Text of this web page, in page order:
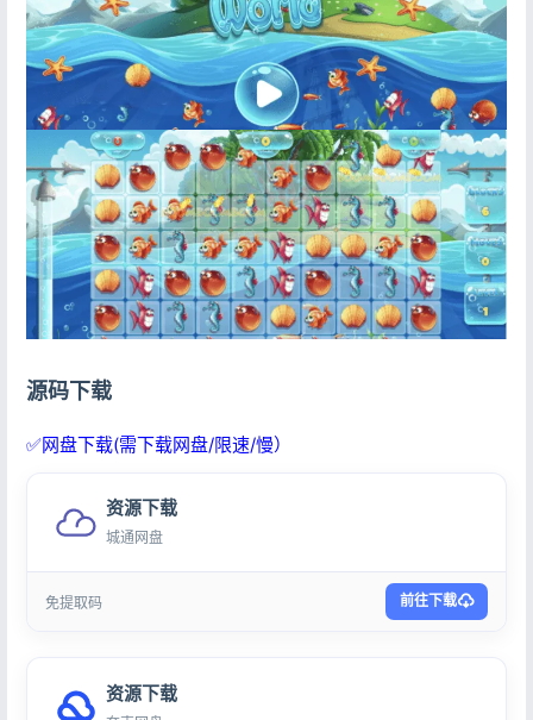
源码下载
✅网盘下载(需下载网盘/限速/慢）
资源下载
城通网盘
免提取码 前往下载
资源下载